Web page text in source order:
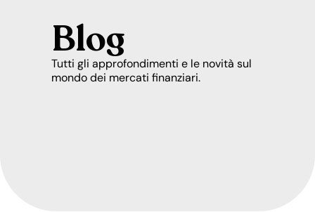
Blog
Tutti gli approfondimenti e le novità sul
mondo dei mercati finanziari.